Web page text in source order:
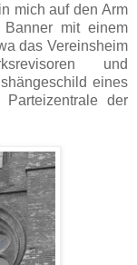
mich auf den Arm
mit einem
das Vereinsheim
und
eines
Parteizentrale der